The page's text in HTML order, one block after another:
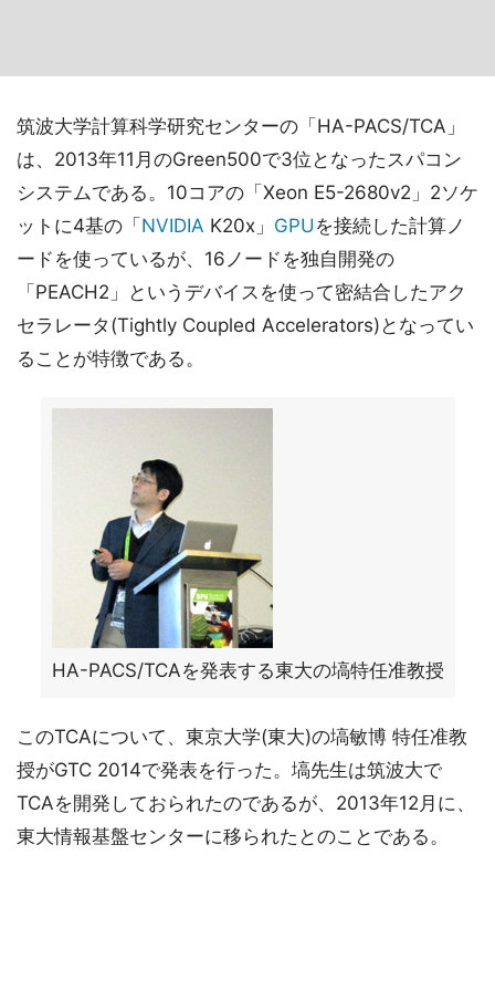
筑波大学計算科学研究センターの「HA-PACS/TCA」
は、2013年11月のGreen500で3位となったスパコン
システムである。10コアの「Xeon E5-2680v2」2ソケ
ットに4基の「 NVIDIA K20x」 GPUを接続した計算ノ
ードを使っているが、16ノードを独自開発の
「PEACH2」というデバイスを使って密結合したアク
セラレータ(Tightly Coupled Accelerators)となってい
ることが特徴である。
HA-PACS/TCAを発表する東大の塙特任准教授
このTCAについて、東京大学(東大)の塙敏博 特任准教
授がGTC 2014で発表を行った。塙先生は筑波大で
TCAを開発しておられたのであるが、2013年12月に、
東大情報基盤センターに移られたとのことである。